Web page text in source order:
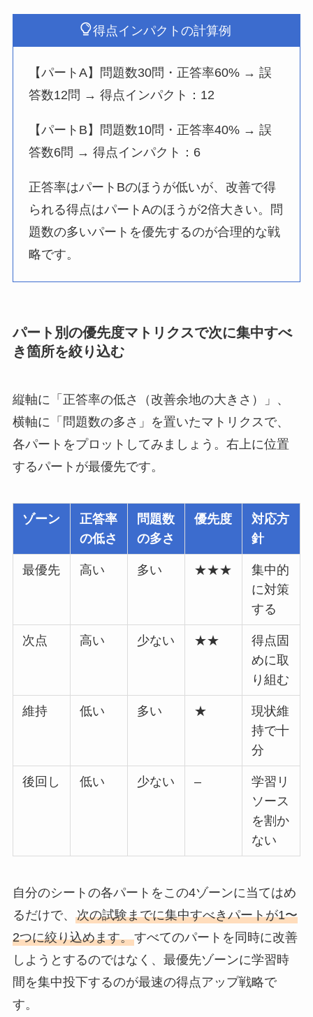
得点インパクトの計算例
【パートA】問題数30問・正答率60% → 誤
答数12問 → 得点インパクト：12
【パートB】問題数10問・正答率40% → 誤
答数6問 → 得点インパクト：6
正答率はパートBのほうが低いが、改善で得
られる得点はパートAのほうが2倍大きい。問
題数の多いパートを優先するのが合理的な戦
略です。
パート別の優先度マトリクスで次に集中すべ
き箇所を絞り込む
縦軸に「正答率の低さ（改善余地の大きさ）」、
横軸に「問題数の多さ」を置いたマトリクスで、
各パートをプロットしてみましょう。右上に位置
するパートが最優先です。
ゾーン
正答率
の低さ
問題数
の多さ
優先度
対応方
針
最優先 高い 多い ★★★
集中的
に対策
する
次点 高い 少ない ★★
得点固
めに取
り組む
維持 低い 多い ★
現状維
持で十
分
後回し 低い 少ない –
学習リ
ソース
を割か
ない
自分のシートの各パートをこの4ゾーンに当てはめ
るだけで、 次の試験までに集中すべきパートが1〜
2つに絞り込めます。すべてのパートを同時に改善
しようとするのではなく、最優先ゾーンに学習時
間を集中投下するのが最速の得点アップ戦略で
す。